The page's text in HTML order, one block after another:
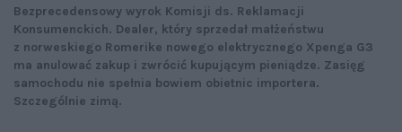
Bezprecedensowy wyrok Komisji ds. Reklamacji
Konsumenckich. Dealer, który sprzedał małżeństwu
z norweskiego Romerike nowego elektrycznego Xpenga G3
ma anulować zakup i zwrócić kupującym pieniądze. Zasięg
samochodu nie spełnia bowiem obietnic importera.
Szczególnie zimą.